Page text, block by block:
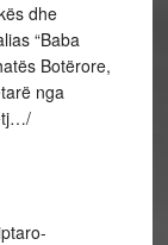
dhe
“Baba
Botërore,
nga